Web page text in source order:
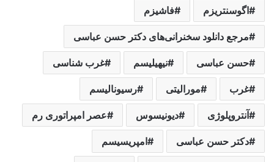
اگوسنتریزم فاشیزم
مرجع دانلود سخنرانی‌های دکتر حسن عباسی
حسن عباسی نیهیلیسم غرب شناسی
غرب مورالیتی رسیونالیسم
آنتروپلوژی دیونیسوس عصر امپراتوری رم
دکتر حسن عباسی امپریسیسم